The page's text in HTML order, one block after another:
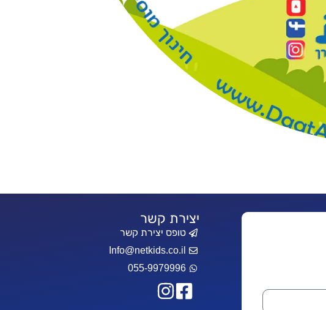
יצירת קשר
טופס יצירת קשר
Info@netkids.co.il
055-9979996